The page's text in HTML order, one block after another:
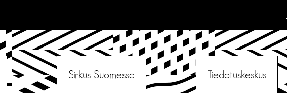
Sirkus Suomessa Tiedotuskeskus